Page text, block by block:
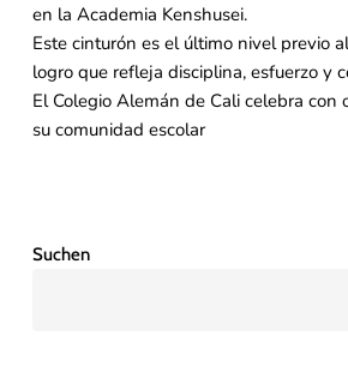
en la Academia Kenshusei.
Este cinturón es el último nivel previo
logro que refleja disciplina, esfuerzo y
El Colegio Alemán de Cali celebra con
su comunidad escolar
Suchen